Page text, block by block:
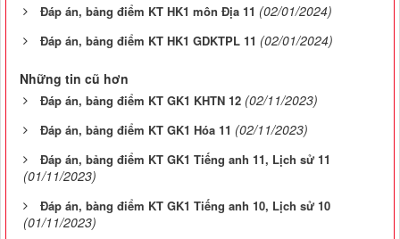
Đáp án, bảng điểm KT HK1 môn Địa 11 (02/01/2024)
Đáp án, bảng điểm KT HK1 GDKTPL 11 (02/01/2024)
Những tin cũ hơn
Đáp án, bảng điểm KT GK1 KHTN 12 (02/11/2023)
Đáp án, bảng điểm KT GK1 Hóa 11 (02/11/2023)
Đáp án, bảng điểm KT GK1 Tiếng anh 11, Lịch sử 11
(01/11/2023)
Đáp án, bàng điểm KT GK1 Tiếng anh 10, Lịch sử 10
(01/11/2023)